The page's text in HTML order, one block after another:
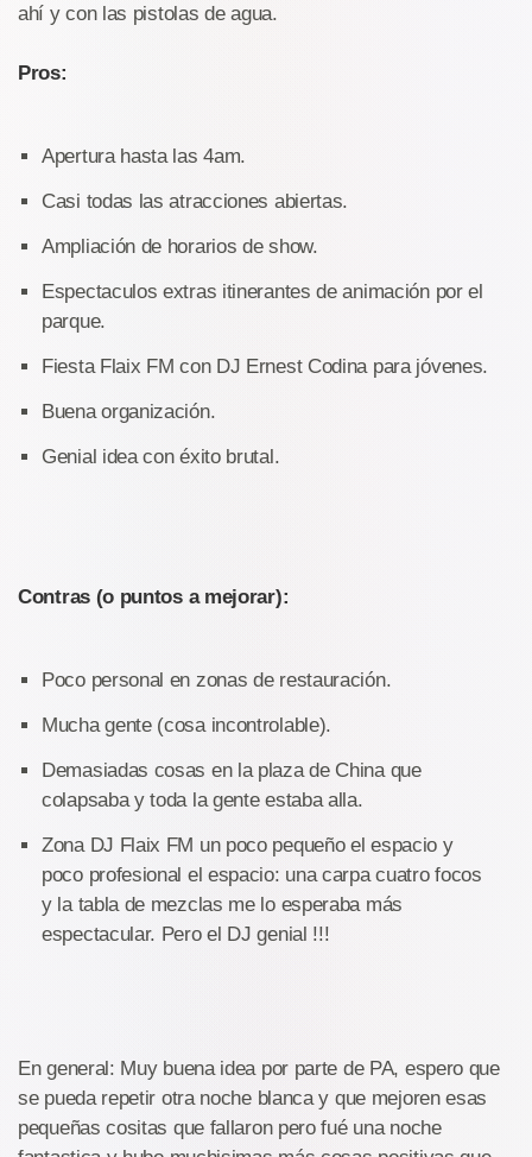
ahí y con las pistolas de agua.
Pros:
Apertura hasta las 4am.
Casi todas las atracciones abiertas.
Ampliación de horarios de show.
Espectaculos extras itinerantes de animación por el
parque.
Fiesta Flaix FM con DJ Ernest Codina para jóvenes.
Buena organización.
Genial idea con éxito brutal.
Contras (o puntos a mejorar):
Poco personal en zonas de restauración.
Mucha gente (cosa incontrolable).
Demasiadas cosas en la plaza de China que
colapsaba y toda la gente estaba alla.
Zona DJ Flaix FM un poco pequeño el espacio y
poco profesional el espacio: una carpa cuatro focos
y la tabla de mezclas me lo esperaba más
espectacular. Pero el DJ genial !!!
En general: Muy buena idea por parte de PA, espero que
se pueda repetir otra noche blanca y que mejoren esas
pequeñas cositas que fallaron pero fué una noche